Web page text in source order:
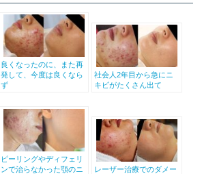
良くなったのに、また再
発して、今度は良くなら
ず
社会人2年目から急にニ
キビがたくさん出て
ピーリングやディフェリ
ンで治らなかった顎のニ
レーザー治療でのダメー